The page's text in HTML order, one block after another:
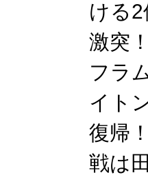
ける
激突
フラ
イト
復帰
戦は